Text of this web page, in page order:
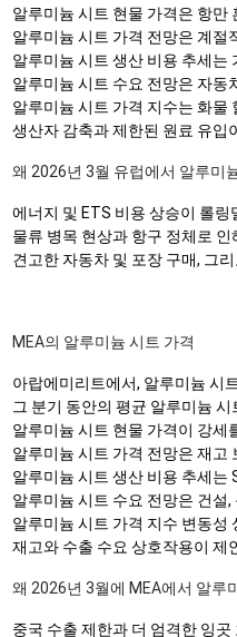
알루미늄 시트 현물 가격은 항만
알루미늄 시트 가격 전망은 계절
알루미늄 시트 생산 비용 추세는
알루미늄 시트 수요 전망은 자동
알루미늄 시트 가격 지수는 화물
생산자 감축과 제한된 원료 유입
왜 2026년 3월 유럽에서 알루미
에너지 및 ETS 비용 상승이 롤
물류 병목 현상과 항구 정체로
견고한 자동차 및 포장 구매, 그
MEA의 알루미늄 시트 가격
아랍에미리트에서, 알루미늄 시
그 분기 동안의 평균 알루미늄 시
알루미늄 시트 현물 가격이 강세
알루미늄 시트 가격 전망은 재고
알루미늄 시트 생산 비용 추세는
알루미늄 시트 수요 전망은 건설
알루미늄 시트 가격 지수 변동성
재고와 수출 수요 상호작용이 제
왜 2026년 3월에 MEA에서 알루
중국 수출 제한과 더 엄격한 잉